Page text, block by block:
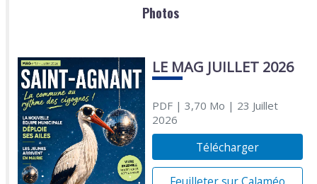
Photos
LE MAG JUILLET 2026
PDF| 3,70 Mo | 23 Juillet
2026
Télécharger